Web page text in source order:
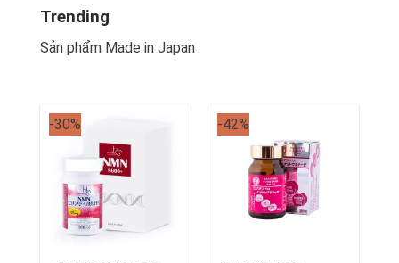
Trending
Sản phẩm Made in Japan
-30% -42%